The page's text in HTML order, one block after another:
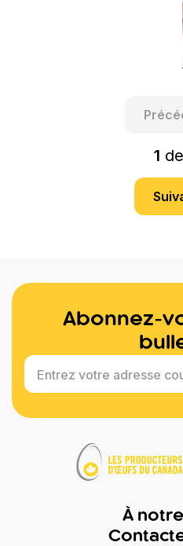
1 de
Abonnez-
Entrez votre adresse
À